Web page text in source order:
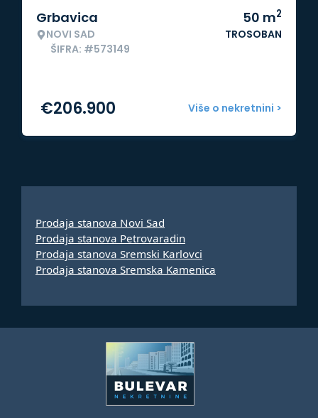
Grbavica
NOVI SAD
ŠIFRA: #573149
50 m2
TROSOBAN
Više o nekretnini >
€206.900
Prodaja stanova Novi Sad
Prodaja stanova Petrovaradin
Prodaja stanova Sremski Karlovci
Prodaja stanova Sremska Kamenica